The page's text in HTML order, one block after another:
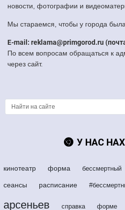
новости, фотографии и
Мы стараемся, чтобы у города
E-mail: reklama@primgorod.ru
По всем вопросам обращаться к
через сайт.
У НАС
кинотеатр форма бессмертный
сеансы расписание
арсеньев справка форме